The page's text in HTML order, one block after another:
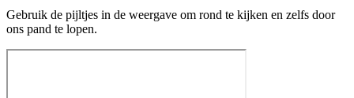
Gebruik de pijltjes in de weergave om rond te kijken en zelfs door
ons pand te lopen.